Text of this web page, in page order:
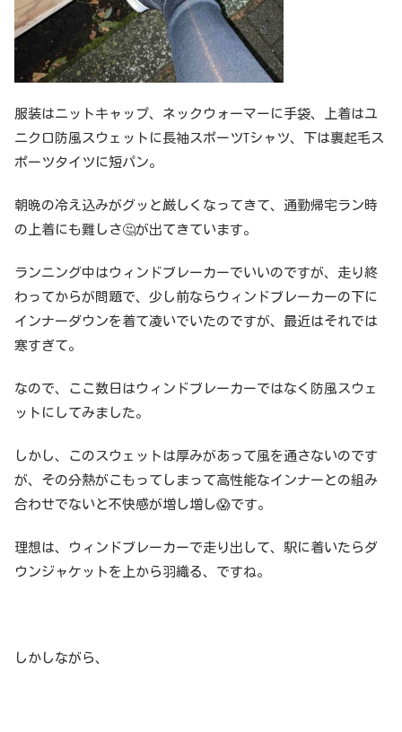
服装はニットキャップ、ネックウォーマーに手袋、上着はユ
ニクロ防風スウェットに長袖スポーツTシャツ、下は裏起毛ス
ポーツタイツに短パン。
朝晩の冷え込みがグッと厳しくなってきて、通勤帰宅ラン時
の上着にも難しさ🤔が出てきています。
ランニング中はウィンドブレーカーでいいのですが、走り終
わってからが問題で、少し前ならウィンドブレーカーの下に
インナーダウンを着て凌いでいたのですが、最近はそれでは
寒すぎて。
なので、ここ数日はウィンドブレーカーではなく防風スウェ
ットにしてみました。
しかし、このスウェットは厚みがあって風を通さないのです
が、その分熱がこもってしまって高性能なインナーとの組み
合わせでないと不快感が増し増し😱です。
理想は、ウィンドブレーカーで走り出して、駅に着いたらダ
ウンジャケットを上から羽織る、ですね。
しかしながら、